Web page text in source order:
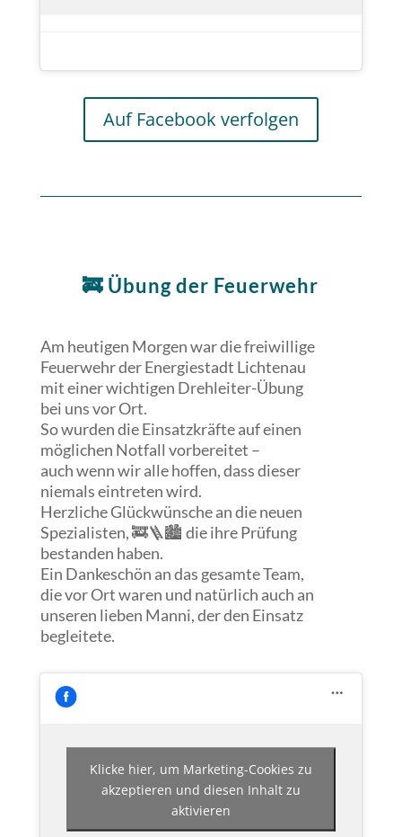
Auf Facebook verfolgen
🚒 Übung der Feuerwehr
Am heutigen Morgen war die freiwillige
Feuerwehr der Energiestadt Lichtenau
mit einer wichtigen Drehleiter-Übung
bei uns vor Ort.
So wurden die Einsatzkräfte auf einen
möglichen Notfall vorbereitet –
auch wenn wir alle hoffen, dass dieser
niemals eintreten wird.
Herzliche Glückwünsche an die neuen
Spezialisten, 🚒🪜🏙 die ihre Prüfung
bestanden haben.
Ein Dankeschön an das gesamte Team,
die vor Ort waren und natürlich auch an
unseren lieben Manni, der den Einsatz
begleitete.
Klicke hier, um Marketing-Cookies zu
akzeptieren und diesen Inhalt zu
aktivieren